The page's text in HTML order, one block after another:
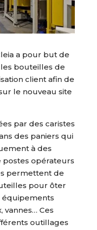
a pour but de
bouteilles de
client afin de
le nouveau site
par des caristes
des paniers qui
à des
postes opérateurs
permettent de
pour ôter
vannes… Ces
outillages